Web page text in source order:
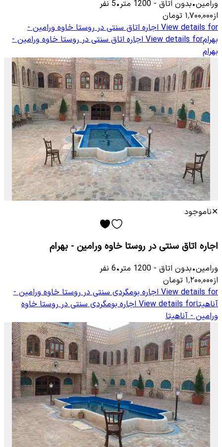
ورامین•بدون اتاق -
1200 متر•
5 نفر
از۱٬۷۰۰٬۰۰۰ تومان
View details for اجاره اتاق سنتی در روستا خاوه ورامین -
بهرامView details for اجاره اتاق سنتی در روستا خاوه ورامین -
بهرام
✕ناموجود
اجاره اتاق سنتی در روستا خاوه ورامین - بهرام
ورامین•بدون اتاق -
1200 متر•
6 نفر
از۱٬۲۰۰٬۰۰۰ تومان
View details for اجاره بومگردی سنتی در روستا خاوه ورامین -
آناهیتاView details for اجاره بومگردی سنتی در روستا خاوه
ورامین - آناهیتا